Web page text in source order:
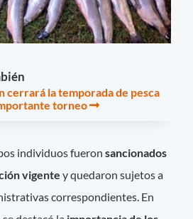
cerrará la temporada de pesca
torneo
individuos fueronsancionados
vigentey quedaron sujetos a
correspondientes. En